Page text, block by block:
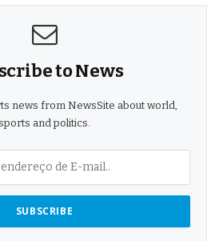
to News
news from NewsSite about world,
and politics.